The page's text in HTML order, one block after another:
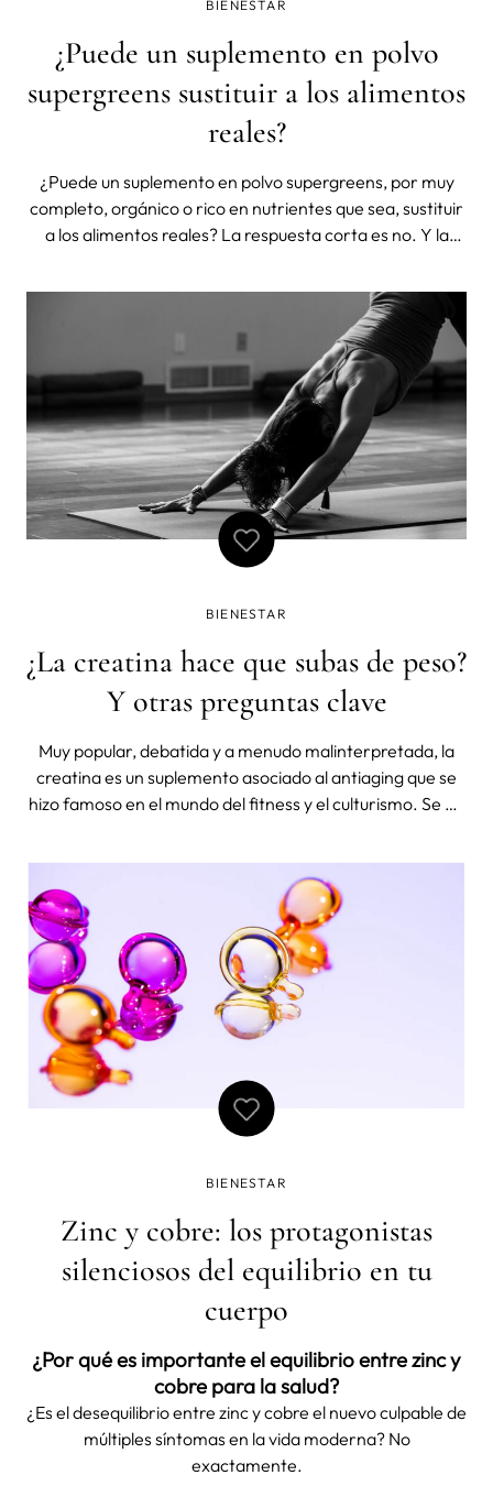
BIENESTAR
¿Puede un suplemento en polvo
supergreens sustituir a los alimentos
reales?
¿Puede un suplemento en polvo supergreens, por muy
completo, orgánico o rico en nutrientes que sea, sustituir
a los alimentos reales? La respuesta corta es no. Y la
BIENESTAR
¿La creatina hace que subas de peso?
Y otras preguntas clave
Muy popular, debatida y a menudo malinterpretada, la
creatina es un suplemento asociado al antiaging que se
hizo famoso en el mundo del fitness y el culturismo. Se ha
BIENESTAR
Zinc y cobre: los protagonistas
silenciosos del equilibrio en tu
cuerpo
¿Por qué es importante el equilibrio entre zinc y
cobre para la salud?
¿Es el desequilibrio entre zinc y cobre el nuevo culpable de
múltiples síntomas en la vida moderna? No
exactamente.